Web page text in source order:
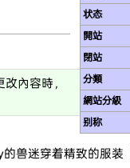
状态
開站
閉站
分類
網站分級
别称
內容時，
兽迷穿着精致的服